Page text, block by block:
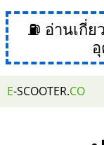
⛽ อ่านเกี่ย
E-SCOOTER.CO